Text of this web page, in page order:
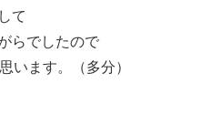
て
らでしたので
います。（多分）